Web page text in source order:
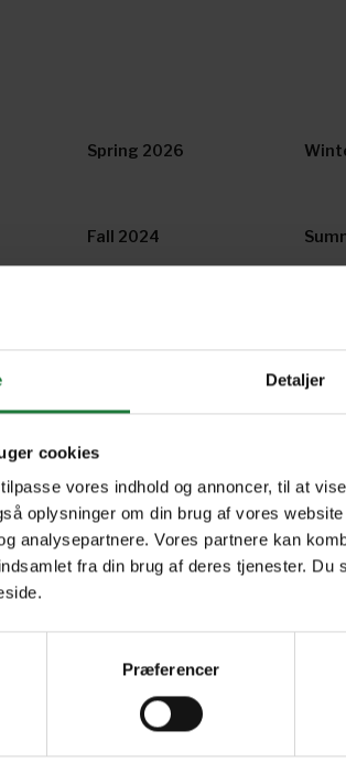
Detaljer
cookies
vores indhold og annoncer, til at
oplysninger om din brug af vores
analysepartnere. Vores partnere kan
fra din brug af deres tjenester.
Præferencer
Spring 2026
Fall 2024
Issue 5 2022
2022 November 2021
Forrige 1